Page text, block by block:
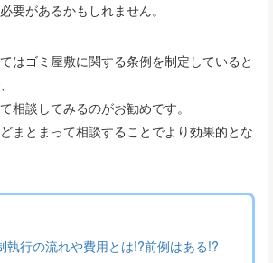
要があるかもしれません。
はゴミ屋敷に関する条例を制定していると
相談してみるのがお勧めです。
まとまって相談することでより効果的とな
執行の流れや費用とは!?前例はある!?